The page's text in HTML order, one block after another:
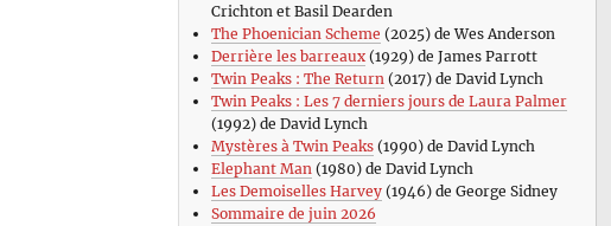
Crichton et Basil Dearden
The Phoenician Scheme (2025) de Wes Anderson
Derrière les barreaux(1929) de James Parrott
Twin Peaks : The Return(2017) de David Lynch
Twin Peaks : Les 7 derniers jours de Laura Palmer
(1992) de David Lynch
Mystères à Twin Peaks(1990) de David Lynch
Elephant Man(1980) de David Lynch
Les Demoiselles Harvey(1946) de George Sidney
Sommaire de juin 2026